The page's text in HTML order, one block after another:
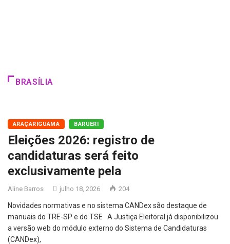
BRASÍLIA
ARAÇARIGUAMA BARUERI
Eleições 2026: registro de
candidaturas será feito
exclusivamente pela
Aline Barros julho 18, 2026 204
Novidades normativas e no sistema CANDex são destaque de
manuais do TRE-SP e do TSE A Justiça Eleitoral já disponibilizou
a versão web do módulo externo do Sistema de Candidaturas
(CANDex),